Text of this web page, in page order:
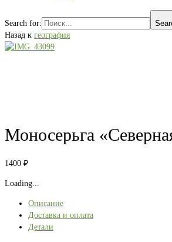
Search for:
Назад к география
Моносерьга
1400 ₽
Loading...
Описание
Доставка и оплата
Детали